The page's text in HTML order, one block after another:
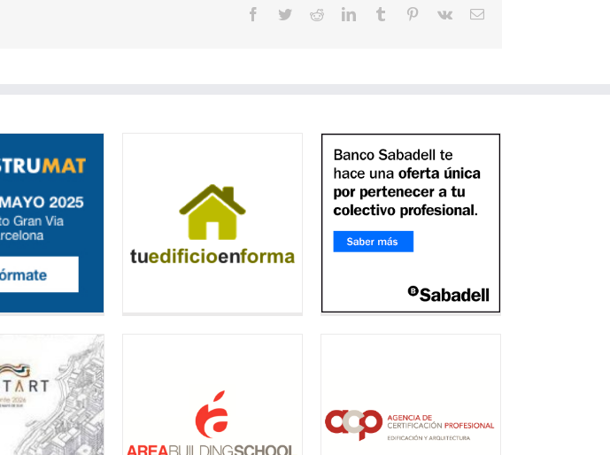
Facebook
TwitterRedditLinkedInTumblr Pinterest
Vk
Correo